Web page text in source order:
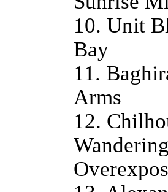
10. Unit
Bay
11.
Arms
12.